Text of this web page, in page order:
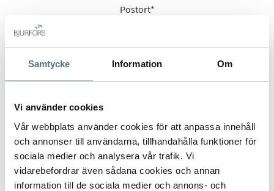
Samtycke Information Om
Vi använder cookies
Vår webbplats använder cookies för att anpassa innehåll
och annonser till användarna, tillhandahålla funktioner för
sociala medier och analysera vår trafik. Vi
vidarebefordrar även sådana cookies och annan
information till de sociala medier och annons- och
Postort*
Ange ditt postnummer (5 siffror utan mellanslag)